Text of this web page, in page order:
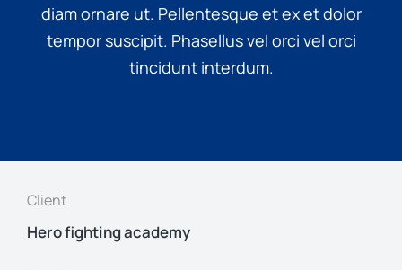
diam ornare ut. Pellentesque et ex et dolor
tempor suscipit. Phasellus vel orci vel orci
tincidunt interdum.
Client
Hero fighting academy